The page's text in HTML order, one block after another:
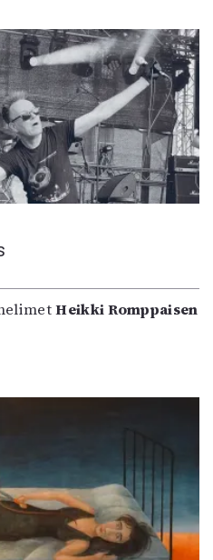
Heikki Romppaisen